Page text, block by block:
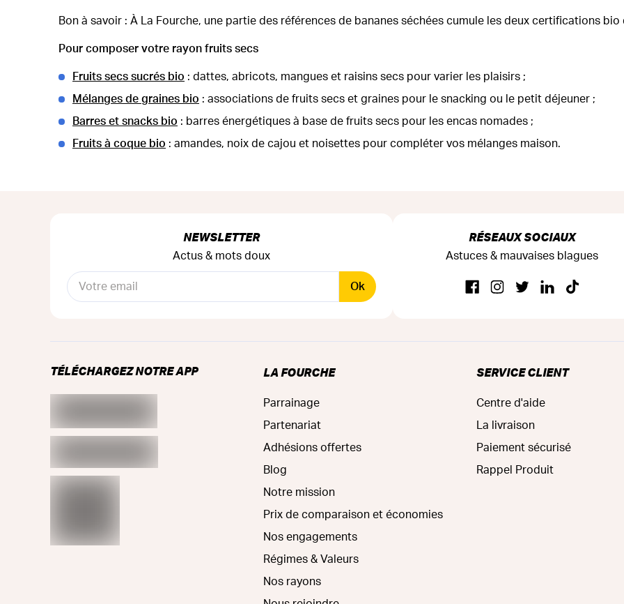
Bon à savoir : À La Fourche, une partie des références de bananes séchées cumule les deux certifications bio
Pour composer votre rayon fruits secs
Fruits secs sucrés bio : dattes, abricots, mangues et raisins secs pour varier les plaisirs ;
Mélanges de graines bio : associations de fruits secs et graines pour le snacking ou le petit déjeuner ;
Barres et snacks bio : barres énergétiques à base de fruits secs pour les encas nomades ;
Fruits à coque bio : amandes, noix de cajou et noisettes pour compléter vos mélanges maison.
NEWSLETTER
Actus & mots doux
Ok
RÉSEAUX SOCIAUX
Astuces & mauvaises blagues
TÉLÉCHARGEZ NOTRE APP LA FOURCHE
Parrainage
Partenariat
Adhésions offertes
Blog
Notre mission
Prix de comparaison et économies
Nos engagements
Régimes & Valeurs
Nos rayons
SERVICE CLIENT
Centre d'aide
La livraison
Paiement sécurisé
Rappel Produit